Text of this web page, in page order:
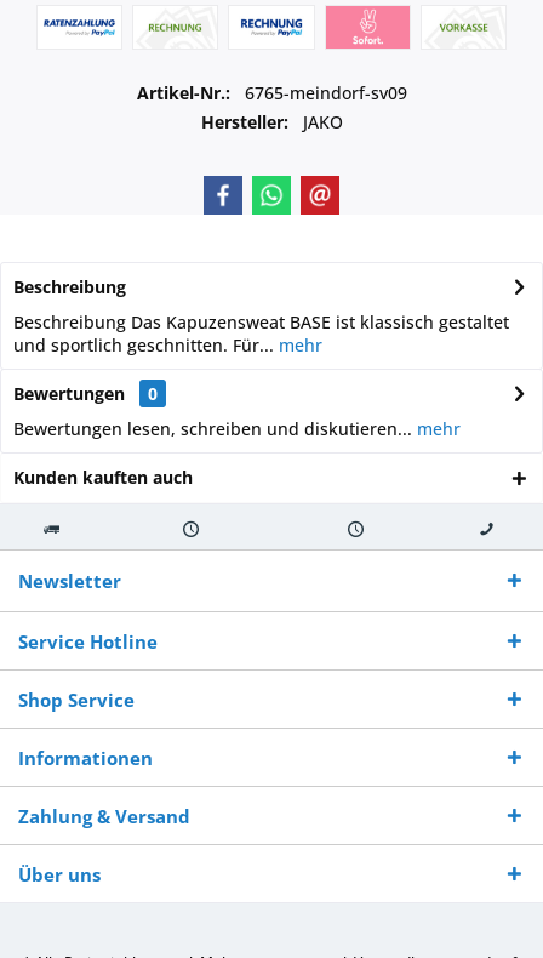
Artikel-Nr.:
6765-meindorf-sv09
Hersteller:
JAKO
Beschreibung
Beschreibung Das Kapuzensweat BASE ist klassisch gestaltet
und sportlich geschnitten. Für... mehr
Bewertungen
0
Bewertungen lesen, schreiben und diskutieren... mehr
Kunden kauften auch
Kostenloser
Versand ab €
250,-
Versand innerhalb von Versand von So erreichen
Sie uns 0160
970 511 90
Newsletter
Service Hotline
Shop Service
Informationen
Zahlung & Versand
Über uns